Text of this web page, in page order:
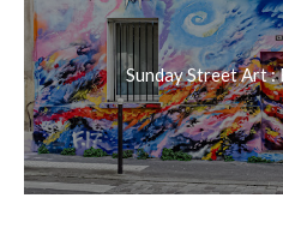
Sunday Street Art :